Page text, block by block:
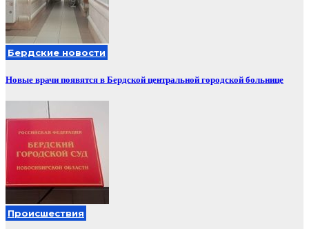
Бердские новости
Новые врачи появятся в Бердской центральной городской больнице
Происшествия